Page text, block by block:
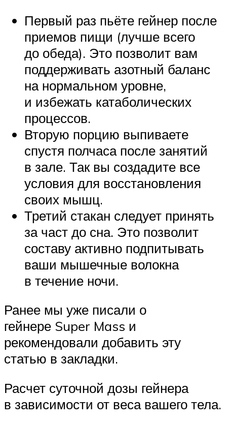
Первый раз пьёте гейнер после
приемов пищи (лучше всего
до обеда). Это позволит вам
поддерживать азотный баланс
на нормальном уровне,
и избежать катаболических
процессов.
Вторую порцию выпиваете
спустя полчаса после занятий
в зале. Так вы создадите все
условия для восстановления
своих мышц.
Третий стакан следует принять
за част до сна. Это позволит
составу активно подпитывать
ваши мышечные волокна
в течение ночи.
Ранее мы уже писали о
гейнере Super Mass и
рекомендовали добавить эту
статью в закладки.
Расчет суточной дозы гейнера
в зависимости от веса вашего тела.